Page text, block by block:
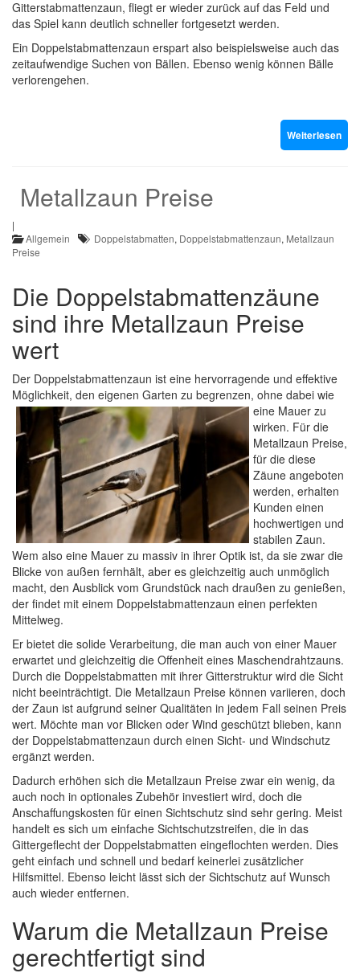
Gitterstabmattenzaun, fliegt er wieder zurück auf das Feld und
das Spiel kann deutlich schneller fortgesetzt werden.
Ein Doppelstabmattenzaun erspart also beispielsweise auch das
zeitaufwendige Suchen von Bällen. Ebenso wenig können Bälle
verlorengehen.
Weiterlesen
Metallzaun Preise
|
Allgemein
Doppelstabmatten, Doppelstabmattenzaun, Metallzaun
Preise
Die Doppelstabmattenzäune
sind ihre Metallzaun Preise
wert
Der Doppelstabmattenzaun ist eine hervorragende und effektive
Möglichkeit, den eigenen Garten zu begrenzen, ohne dabei wie
eine Mauer zu
wirken. Für die
Metallzaun Preise,
für die diese
Zäune angeboten
werden, erhalten
Kunden einen
hochwertigen und
stabilen Zaun.
Wem also eine Mauer zu massiv in ihrer Optik ist, da sie zwar die
Blicke von außen fernhält, aber es gleichzeitig auch unmöglich
macht, den Ausblick vom Grundstück nach draußen zu genießen,
der findet mit einem Doppelstabmattenzaun einen perfekten
Mittelweg.
Er bietet die solide Verarbeitung, die man auch von einer Mauer
erwartet und gleichzeitig die Offenheit eines Maschendrahtzauns.
Durch die Doppelstabmatten mit ihrer Gitterstruktur wird die Sicht
nicht beeinträchtigt. Die Metallzaun Preise können variieren, doch
der Zaun ist aufgrund seiner Qualitäten in jedem Fall seinen Preis
wert. Möchte man vor Blicken oder Wind geschützt blieben, kann
der Doppelstabmattenzaun durch einen Sicht- und Windschutz
ergänzt werden.
Dadurch erhöhen sich die Metallzaun Preise zwar ein wenig, da
auch noch in optionales Zubehör investiert wird, doch die
Anschaffungskosten für einen Sichtschutz sind sehr gering. Meist
handelt es sich um einfache Sichtschutzstreifen, die in das
Gittergeflecht der Doppelstabmatten eingeflochten werden. Dies
geht einfach und schnell und bedarf keinerlei zusätzlicher
Hilfsmittel. Ebenso leicht lässt sich der Sichtschutz auf Wunsch
auch wieder entfernen.
Warum die Metallzaun Preise
gerechtfertigt sind